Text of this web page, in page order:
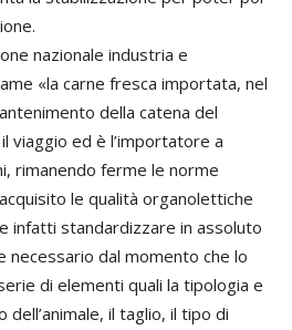
nazionale industria e
«la carne fresca importata, nel
della catena del
viaggio ed è l’importatore a
rimanendo ferme le norme
le qualità organolettiche
infatti standardizzare in assoluto
necessario dal momento che lo
di elementi quali la tipologia e
il taglio, il tipo di